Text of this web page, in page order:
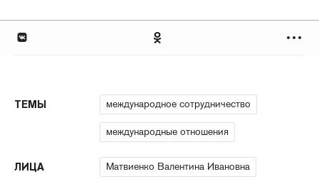
ТЕМЫ международное сотрудничество
международные отношения
ЛИЦА Матвиенко Валентина Ивановна